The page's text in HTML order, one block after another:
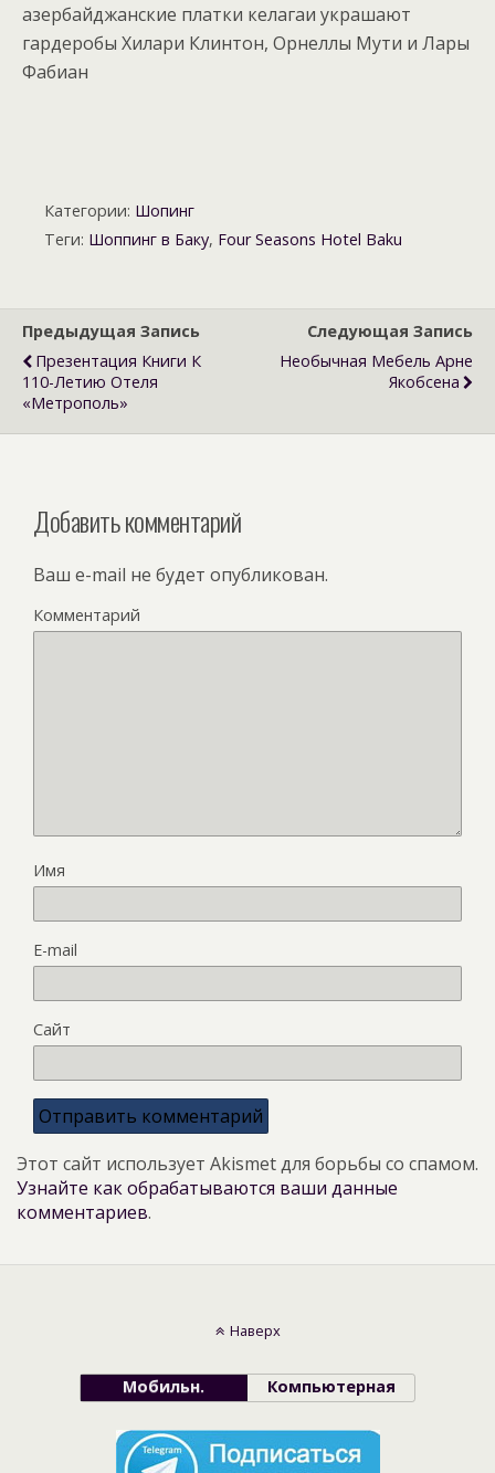
азербайджанские платки келагаи украшают
гардеробы Хилари Клинтон, Орнеллы Мути и Лары
Фабиан
Категории: Шопинг
Теги: Шоппинг в Баку, Four Seasons Hotel Baku
Предыдущая Запись
Презентация Книги К
110-Летию Отеля
«Метрополь»
Следующая Запись
Необычная Мебель Арне
Якобсена
Добавить комментарий
Ваш e-mail не будет опубликован.
Комментарий
Имя
E-mail
Сайт
Этот сайт использует Akismet для борьбы со спамом.
Узнайте как обрабатываются ваши данные
комментариев.
Наверх
Мобильн. Компьютерная